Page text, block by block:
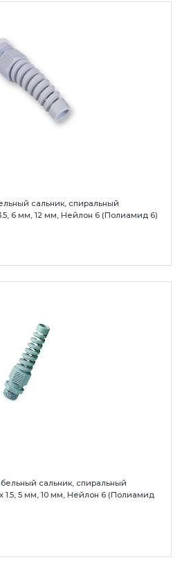
сальник, спиральный
6 мм, 12 мм, Нейлон 6 (Полиамид 6)
сальник, спиральный
x 1.5, 5 мм, 10 мм, Нейлон 6 (Полиамид